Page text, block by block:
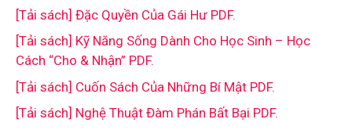
[Tải sách] Đặc Quyền Của Gái Hư PDF.
[Tải sách] Kỹ Năng Sống Dành Cho Học Sinh – Học
Cách “Cho & Nhận” PDF.
[Tải sách] Cuốn Sách Của Những Bí Mật PDF.
[Tải sách] Nghệ Thuật Đàm Phán Bất Bại PDF.